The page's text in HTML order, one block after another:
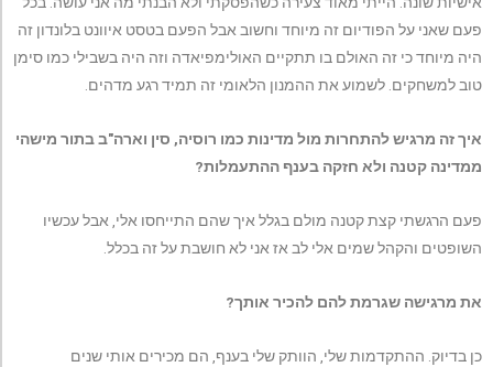
פעם שאני על הפודיום זה מיוחד וחשוב אבל הפעם בטסט איוונט בלונדון זה
היה מיוחד כי זה האולם בו תתקיים האולימפיאדה וזה היה בשבילי כמו סימן
טוב למשחקים. לשמוע את ההמנון הלאומי זה תמיד רגע מדהים.
איך זה מרגיש להתחרות מול מדינות כמו רוסיה, סין וארה"ב בתור מישהי
ממדינה קטנה ולא חזקה בענף ההתעמלות?
פעם הרגשתי קצת קטנה מולם בגלל איך שהם התייחסו אלי, אבל עכשיו
השופטים והקהל שמים אלי לב אז אני לא חושבת על זה בכלל.
את מרגישה שגרמת להם להכיר אותך?
כן בדיוק. ההתקדמות שלי, הוותק שלי בענף, הם מכירים אותי שנים